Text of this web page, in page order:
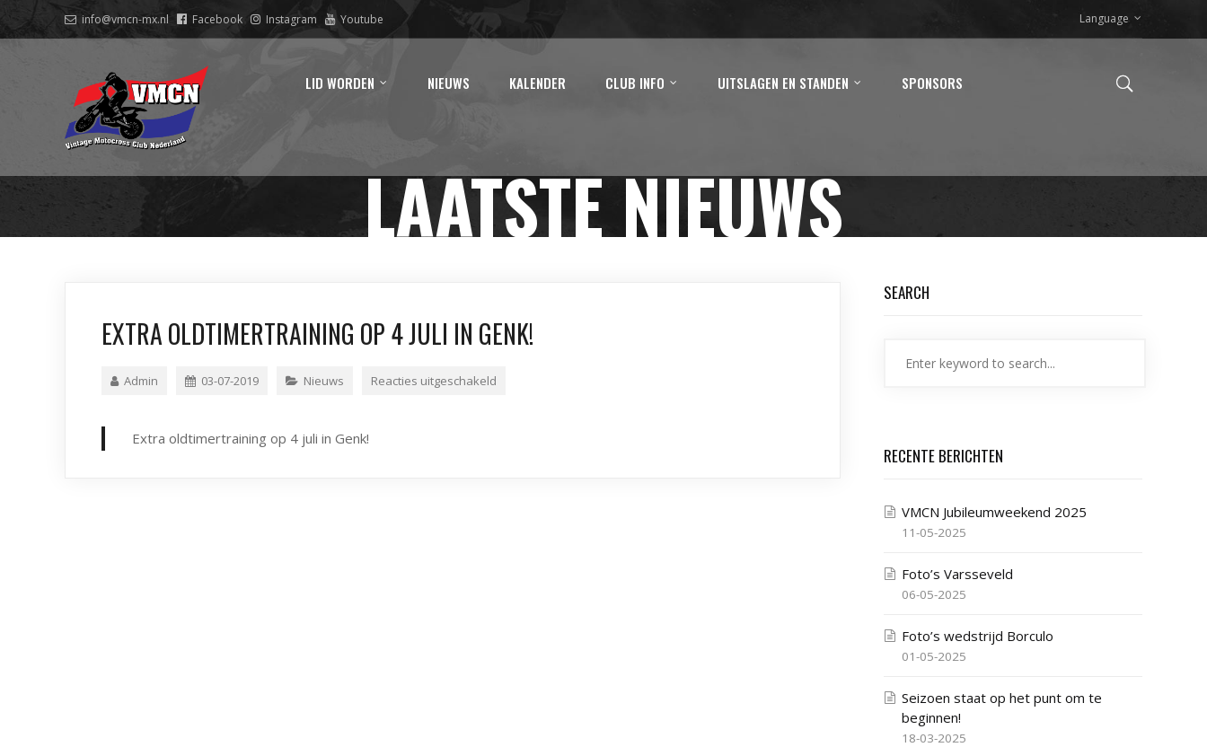
info@vmcn-mx.nl Facebook Instagram Youtube Language
LID WORDEN NIEUWS KALENDER CLUB INFO UITSLAGEN EN STANDEN SPONSORS
LAATSTE NIEUWS
EXTRA OLDTIMERTRAINING OP 4 JULI IN GENK!
Admin 03-07-2019 Nieuws Reacties uitgeschakeld
Extra oldtimertraining op 4 juli in Genk!
SEARCH
RECENTE BERICHTEN
VMCN Jubileumweekend 2025
11-05-2025
Foto’s Varsseveld
06-05-2025
Foto’s wedstrijd Borculo
01-05-2025
Seizoen staat op het punt om te
beginnen!
18-03-2025